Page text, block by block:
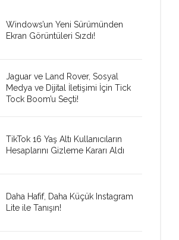
Windows’un Yeni Sürümünden
Ekran Görüntüleri Sızdı!
Jaguar ve Land Rover, Sosyal
Medya ve Dijital İletişimi İçin Tick
Tock Boom’u Seçti!
TikTok 16 Yaş Altı Kullanıcıların
Hesaplarını Gizleme Kararı Aldı
Daha Hafif, Daha Küçük Instagram
Lite ile Tanışın!